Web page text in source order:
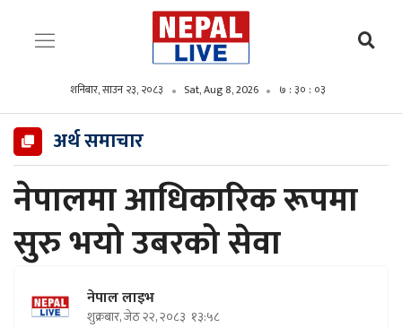
शनिबार, साउन २३, २०८३ Sat, Aug 8, 2026 ७ : ३० : ०४
अर्थ समाचार
नेपालमा आधिकारिक रूपमा
सुरु भयो उबरको सेवा
नेपाल लाइभ
शुक्रबार, जेठ २२, २०८३ १३:५८